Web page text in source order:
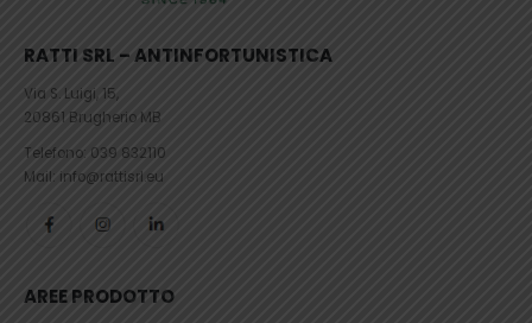
RATTI SRL – ANTINFORTUNISTICA
Via S. Luigi, 15,
20861 Brugherio MB
Telefono: 039 832110
Mail: info@rattisrl.eu
AREE PRODOTTO